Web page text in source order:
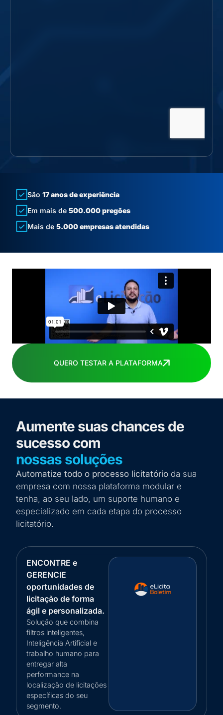
São 17 anos de experiência
Em mais de 500.000 pregões
Mais de 5.000 empresas atendidas
QUERO TESTAR A PLATAFORMA
Aumente suas chances de
sucesso com
nossas soluções
Automatize todo o processo licitatório da sua
empresa com nossa plataforma modular e
tenha, ao seu lado, um suporte humano e
especializado em cada etapa do processo
licitatório.
ENCONTRE e
GERENCIE
oportunidades de
licitação de forma
ágil e personalizada.
Solução que combina
filtros inteligentes,
Inteligência Artificial e
trabalho humano para
entregar alta
performance na
localização de licitações
específicas do seu
segmento.